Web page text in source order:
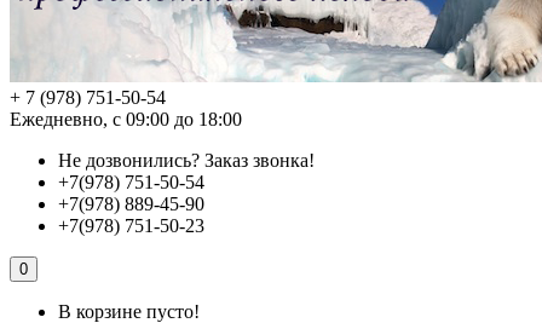
+ 7 (978) 751-50-54
Ежедневно, с 09:00 до 18:00
Не дозвонились? Заказ звонка!
+7(978) 751-50-54
+7(978) 889-45-90
+7(978) 751-50-23
0
В корзине пусто!